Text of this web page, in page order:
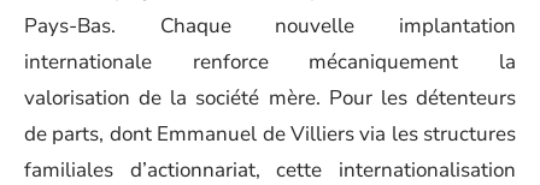
Pays-Bas. Chaque nouvelle implantation
internationale renforce mécaniquement la
valorisation de la société mère. Pour les détenteurs
de parts, dont Emmanuel de Villiers via les structures
familiales d’actionnariat, cette internationalisation